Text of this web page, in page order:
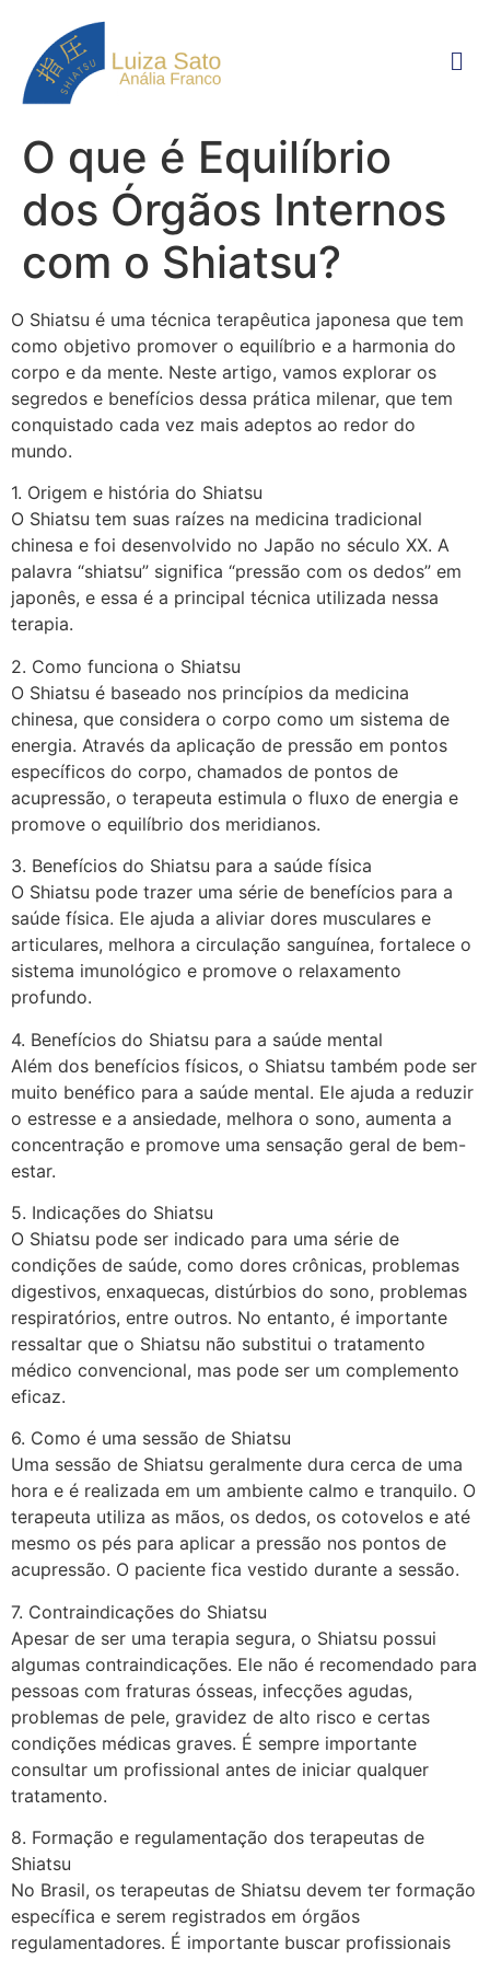
O que é Equilíbrio
dos Órgãos Internos
com o Shiatsu?
O Shiatsu é uma técnica terapêutica japonesa que tem
como objetivo promover o equilíbrio e a harmonia do
corpo e da mente. Neste artigo, vamos explorar os
segredos e benefícios dessa prática milenar, que tem
conquistado cada vez mais adeptos ao redor do
mundo.
1. Origem e história do Shiatsu
O Shiatsu tem suas raízes na medicina tradicional
chinesa e foi desenvolvido no Japão no século XX. A
palavra “shiatsu” significa “pressão com os dedos” em
japonês, e essa é a principal técnica utilizada nessa
terapia.
2. Como funciona o Shiatsu
O Shiatsu é baseado nos princípios da medicina
chinesa, que considera o corpo como um sistema de
energia. Através da aplicação de pressão em pontos
específicos do corpo, chamados de pontos de
acupressão, o terapeuta estimula o fluxo de energia e
promove o equilíbrio dos meridianos.
3. Benefícios do Shiatsu para a saúde física
O Shiatsu pode trazer uma série de benefícios para a
saúde física. Ele ajuda a aliviar dores musculares e
articulares, melhora a circulação sanguínea, fortalece o
sistema imunológico e promove o relaxamento
profundo.
4. Benefícios do Shiatsu para a saúde mental
Além dos benefícios físicos, o Shiatsu também pode ser
muito benéfico para a saúde mental. Ele ajuda a reduzir
o estresse e a ansiedade, melhora o sono, aumenta a
concentração e promove uma sensação geral de bem-
estar.
5. Indicações do Shiatsu
O Shiatsu pode ser indicado para uma série de
condições de saúde, como dores crônicas, problemas
digestivos, enxaquecas, distúrbios do sono, problemas
respiratórios, entre outros. No entanto, é importante
ressaltar que o Shiatsu não substitui o tratamento
médico convencional, mas pode ser um complemento
eficaz.
6. Como é uma sessão de Shiatsu
Uma sessão de Shiatsu geralmente dura cerca de uma
hora e é realizada em um ambiente calmo e tranquilo. O
terapeuta utiliza as mãos, os dedos, os cotovelos e até
mesmo os pés para aplicar a pressão nos pontos de
acupressão. O paciente fica vestido durante a sessão.
7. Contraindicações do Shiatsu
Apesar de ser uma terapia segura, o Shiatsu possui
algumas contraindicações. Ele não é recomendado para
pessoas com fraturas ósseas, infecções agudas,
problemas de pele, gravidez de alto risco e certas
condições médicas graves. É sempre importante
consultar um profissional antes de iniciar qualquer
tratamento.
8. Formação e regulamentação dos terapeutas de
Shiatsu
No Brasil, os terapeutas de Shiatsu devem ter formação
específica e serem registrados em órgãos
regulamentadores. É importante buscar profissionais